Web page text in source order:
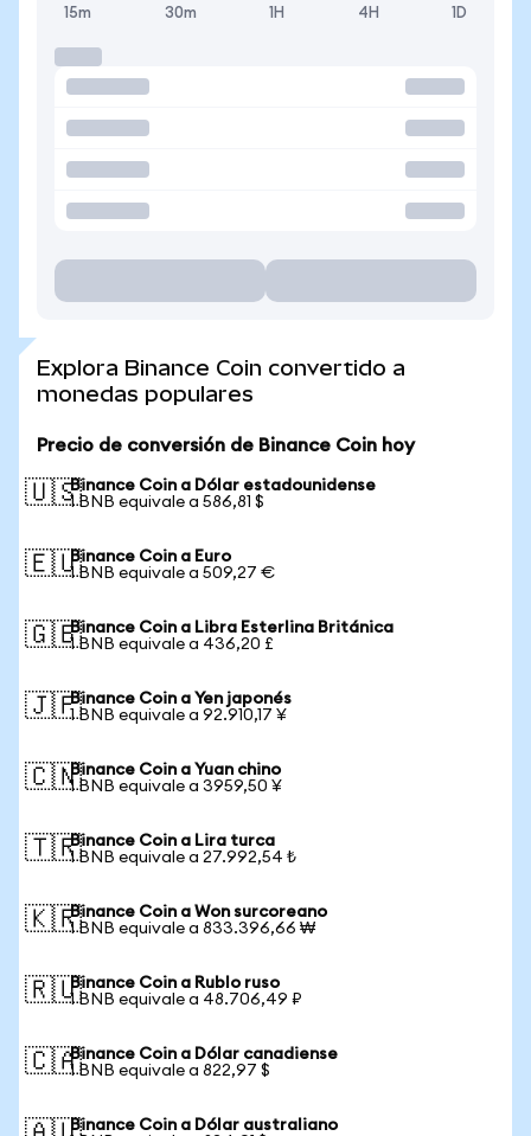
15m 30m 1H 4H 1D
Explora Binance Coin convertido a
monedas populares
Precio de conversión de Binance Coin hoy
🇺🇸Binance Coin a Dólar estadounidense
1 BNB equivale a 586,81 $
🇪🇺Binance Coin a Euro
1 BNB equivale a 509,27 €
🇬🇧Binance Coin a Libra Esterlina Británica
1 BNB equivale a 436,20 £
🇯🇵Binance Coin a Yen japonés
1 BNB equivale a 92.910,17 ¥
🇨🇳Binance Coin a Yuan chino
1 BNB equivale a 3959,50 ¥
🇹🇷Binance Coin a Lira turca
1 BNB equivale a 27.992,54 ₺
🇰🇷Binance Coin a Won surcoreano
1 BNB equivale a 833.396,66 ₩
🇷🇺Binance Coin a Rublo ruso
1 BNB equivale a 48.706,49 ₽
🇨🇦Binance Coin a Dólar canadiense
1 BNB equivale a 822,97 $
Binance Coin a Dólar australiano